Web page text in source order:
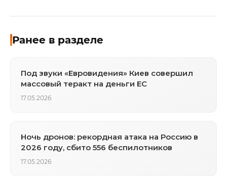
Ранее в разделе
Под звуки «Евровидения» Киев совершил
массовый теракт на деньги ЕС
17.05.2026
Ночь дронов: рекордная атака на Россию в
2026 году, сбито 556 беспилотников
17.05.2026